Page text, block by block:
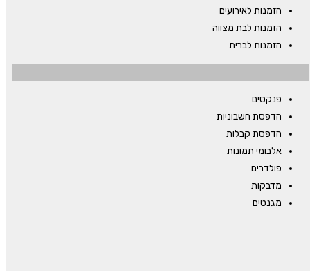
הזמנות לאירועים
הזמנות לבת מצווה
הזמנות לברית
פנקסים
הדפסת חשבוניות
הדפסת קבלות
אלבומי תמונות
פולדרים
מדבקות
מגנטים